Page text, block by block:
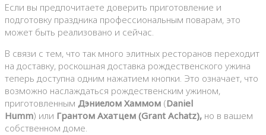
Если вы предпочитаете доверить приготовление и
подготовку праздника профессиональным поварам, это
может быть реализовано и сейчас.
В связи с тем, что так много элитных ресторанов переходит
на доставку, роскошная доставка рождественского ужина
теперь доступна одним нажатием кнопки. Это означает, что
возможно наслаждаться рождественским ужином,
приготовленным Дэниелом Хаммом (Daniel
Humm) или Грантом Ахатцем (Grant Achatz), но в вашем
собственном доме.